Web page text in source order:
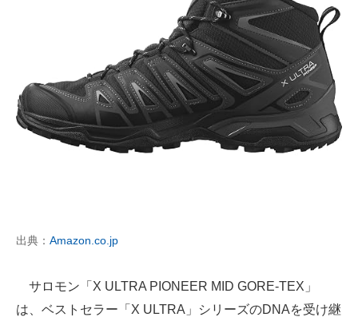
出典： Amazon.co.jp
サロモン「X ULTRA PIONEER MID GORE-TEX」
は、ベストセラー「X ULTRA」シリーズのDNAを受け継